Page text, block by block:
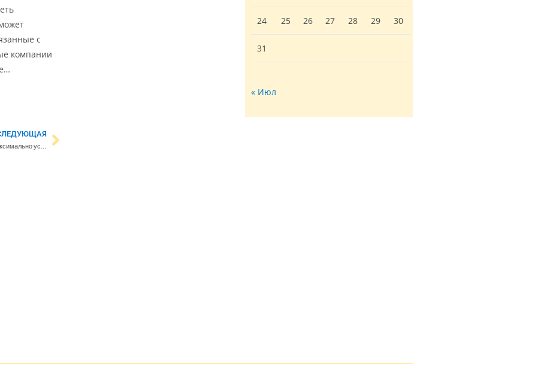
с
компании
Президент Стубб: нам нужно максимально усилить давление на Путина
24 25 26 27 28 29 30
31
« Июл